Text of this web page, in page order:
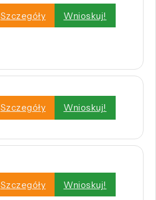
Szczegóły Wnioskuj!
Szczegóły Wnioskuj!
Szczegóły Wnioskuj!